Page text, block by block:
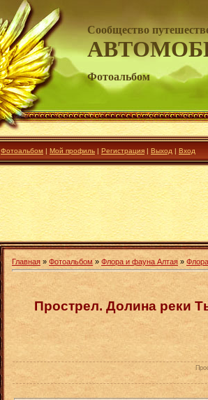
Сообщество
Фотоальбом
Фотоальбом | Мой профиль | Регистрация | Выход | Вход
Главная » Фотоальбом» Флора и фауна Алтая » Флора
Прострел. Долина реки